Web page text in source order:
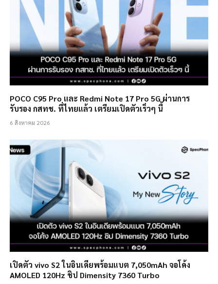
POCO C95 Pro และ Redmi Note 17 Pro 5G ผ่านการ
รับรอง กสทช. ที่ไทยแล้ว เตรียมเปิดตัวเร็วๆ นี้
6 สิงหาคม 2026
เปิดตัว vivo S2 ในอินเดียพร้อมแบต 7,050mAh จอโค้ง
AMOLED 120Hz ชิป Dimensity 7360 Turbo